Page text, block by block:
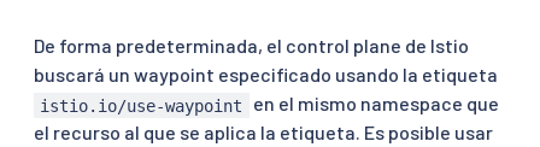
De forma predeterminada, el control plane de Istio
buscará un waypoint especificado usando la etiqueta
istio.io/use-waypoint
en el mismo namespace que
el recurso al que se aplica la etiqueta. Es posible usar